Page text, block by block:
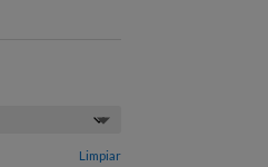
Limpiar